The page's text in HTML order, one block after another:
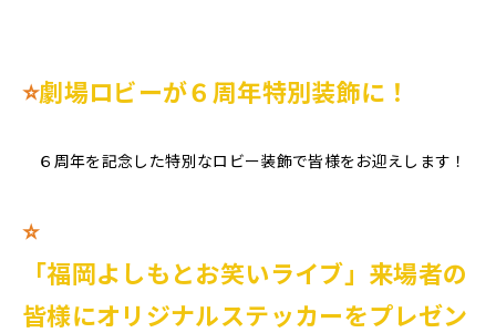
⭐劇場ロビーが６周年特別装飾に！
６周年を記念した特別なロビー装飾で皆様をお迎えします！
⭐
「福岡よしもとお笑いライブ」来場者の
皆様にオリジナルステッカーをプレゼン